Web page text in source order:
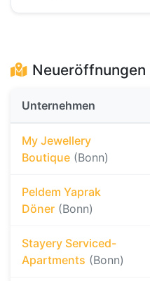
Unternehmen
My Jewellery
Boutique (Bonn)
Peldem Yaprak
Döner (Bonn)
Stayery Serviced-
Apartments (Bonn)